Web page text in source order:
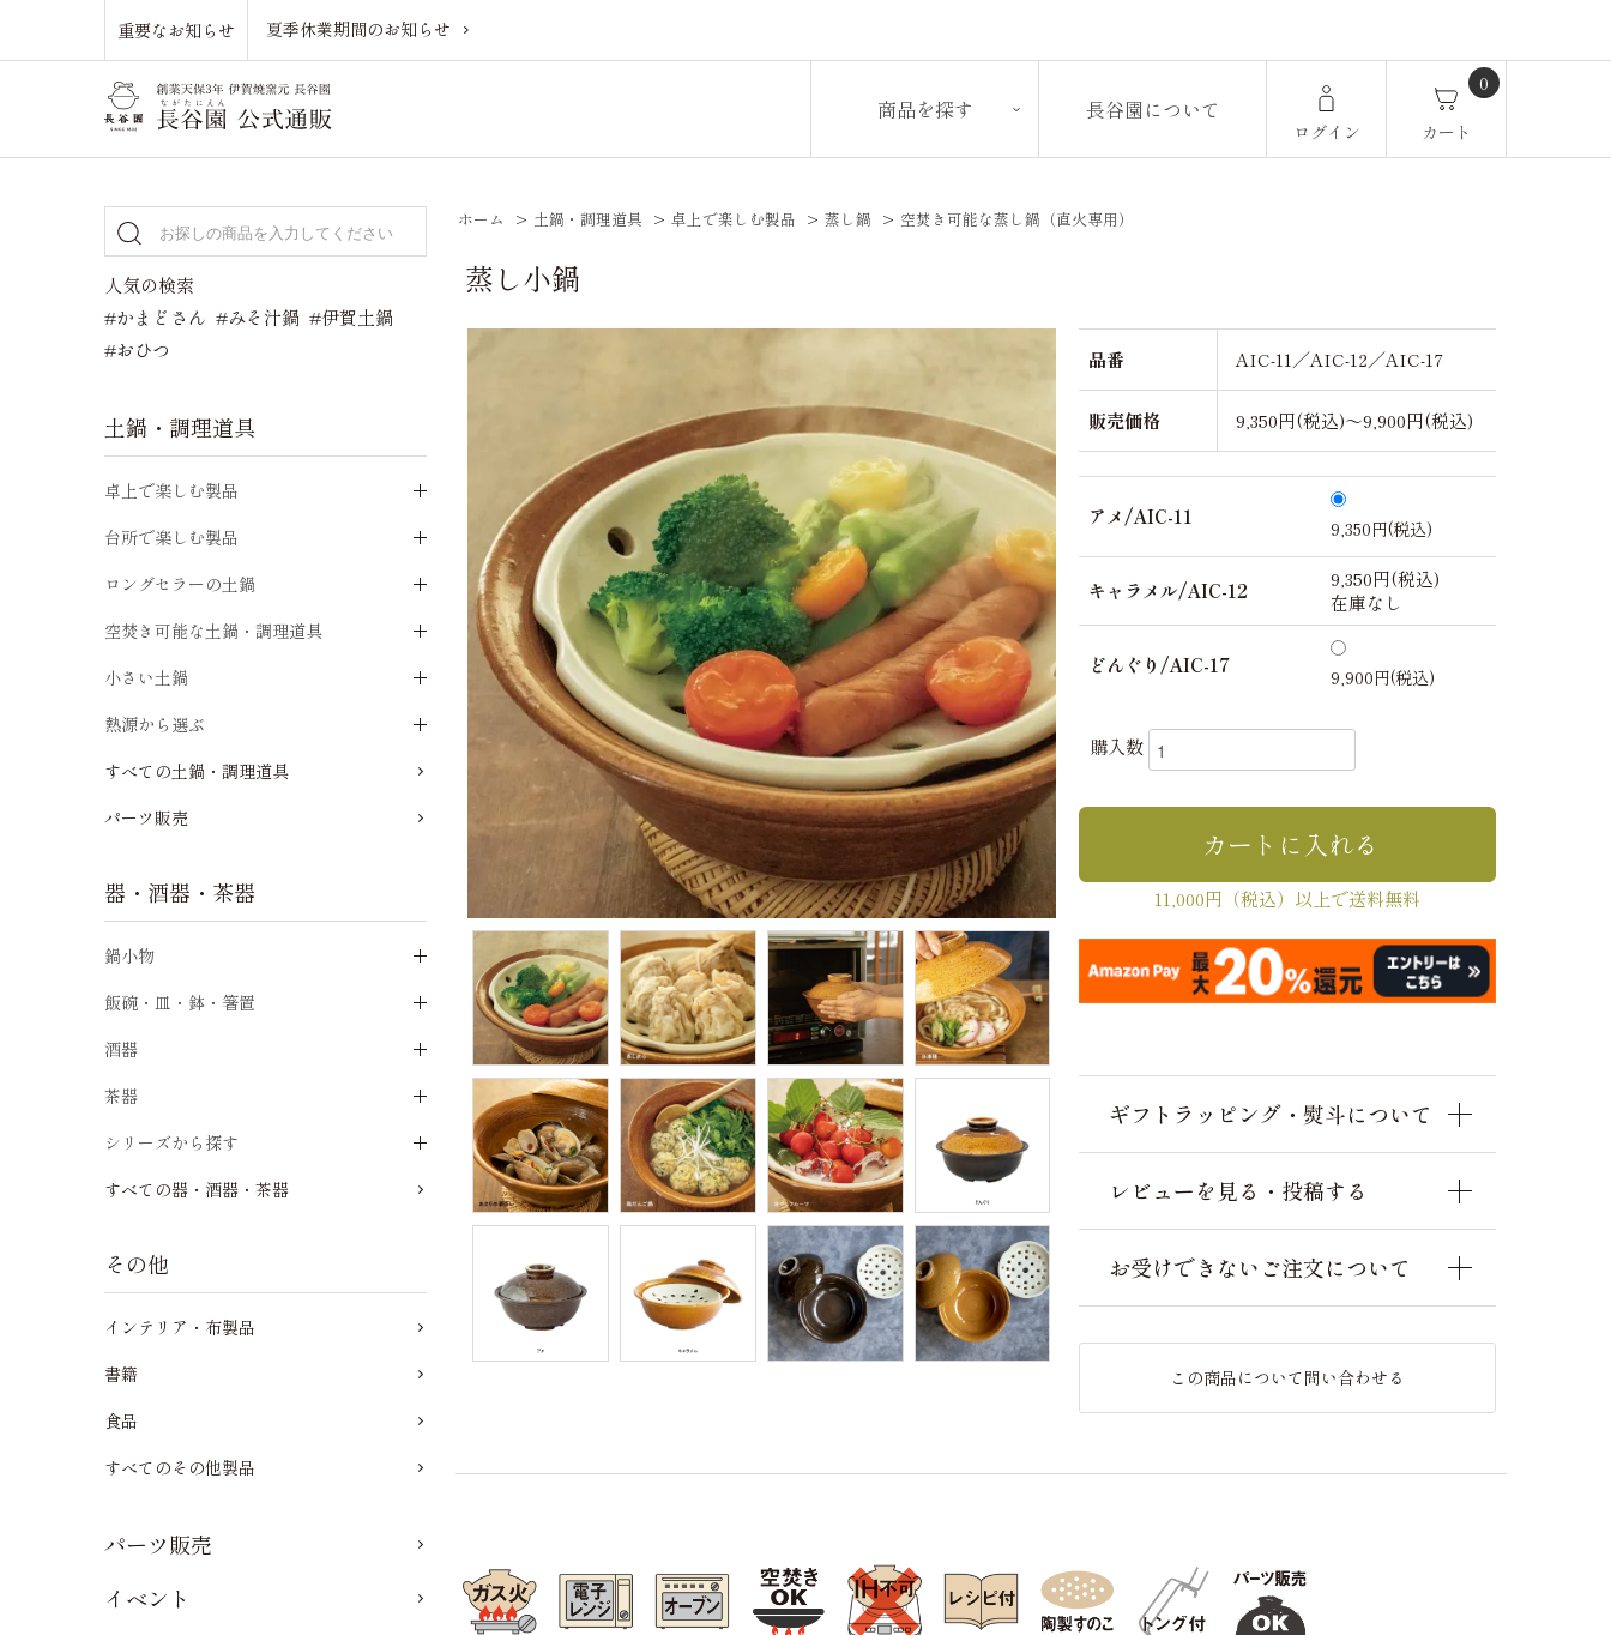
重要なお知らせ 夏季休業期間のお知らせ
商品を探す 長谷園について
ログイン
0
カート
ホーム > 土鍋・調理道具 > 卓上で楽しむ製品 > 蒸し鍋 > 空焚き可能な蒸し鍋（直火専用）
蒸し小鍋
品番 AIC-11／AIC-12／AIC-17
販売価格 9,350円(税込)～9,900円(税込)
アメ/AIC-11 9,350円(税込)
キャラメル/AIC-12
9,350円(税込)
在庫なし
どんぐり/AIC-17 9,900円(税込)
購入数
11,000円（税込）以上で送料無料
ギフトラッピング・熨斗について
レビューを見る・投稿する
お受けできないご注文について
この商品について問い合わせる
人気の検索
#かまどさん #みそ汁鍋 #伊賀土鍋
#おひつ
土鍋・調理道具
卓上で楽しむ製品
台所で楽しむ製品
ロングセラーの土鍋
空焚き可能な土鍋・調理道具
小さい土鍋
熱源から選ぶ
すべての土鍋・調理道具
パーツ販売
器・酒器・茶器
鍋小物
飯碗・皿・鉢・箸置
酒器
茶器
シリーズから探す
すべての器・酒器・茶器
その他
インテリア・布製品
書籍
食品
すべてのその他製品
パーツ販売
イベント